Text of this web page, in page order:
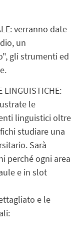
verranno date
un
gli strumenti ed
LINGUISTICHE:
le
linguistici oltre
studiare una
Sarà
perché ogni area
e in slot
e le